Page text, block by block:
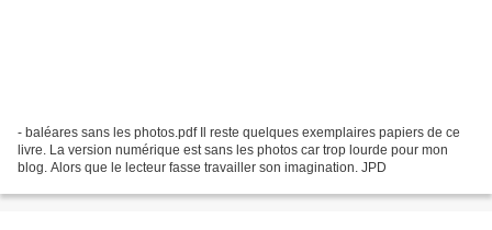
- baléares sans les photos.pdf Il reste quelques exemplaires papiers de ce
livre. La version numérique est sans les photos car trop lourde pour mon
blog. Alors que le lecteur fasse travailler son imagination. JPD